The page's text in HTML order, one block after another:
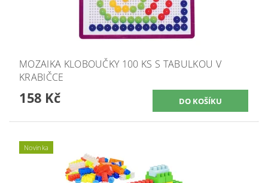
MOZAIKA KLOBOUČKY 100 KS S TABULKOU V
KRABIČCE
158 Kč
Novinka